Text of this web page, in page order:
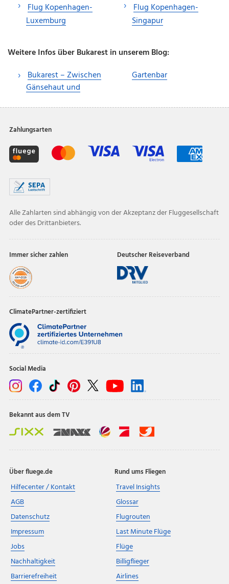
Flug Kopenhagen-
Luxemburg
Flug Kopenhagen-
Singapur
Weitere Infos über Bukarest in unserem Blog:
Bukarest – Zwischen
Gänsehaut und
Gartenbar